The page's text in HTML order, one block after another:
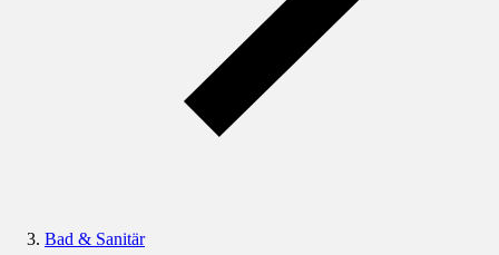
Bad & Sanitär